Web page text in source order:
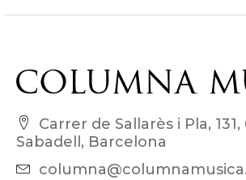
Carrer de Sallarès i Pla,
Sabadell, Barcelona